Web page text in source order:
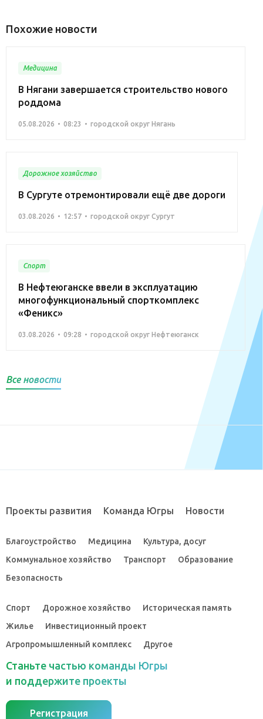
Похожие новости
Медицина
В Нягани завершается строительство нового
роддома
05.08.2026 08:23 городской округ Нягань
Дорожное хозяйство
В Сургуте отремонтировали ещё две дороги
03.08.2026 12:57 городской округ Сургут
Спорт
В Нефтеюганске ввели в эксплуатацию
многофункциональный спорткомплекс
«Феникс»
03.08.2026 09:28 городской округ Нефтеюганск
Все новости
Проекты развития Команда Югры Новости
Благоустройство Медицина
Культура, досуг
Коммунальное хозяйство
Транспорт
Образование
Безопасность
Спорт Дорожное хозяйство
Историческая память
Жилье
Инвестиционный проект
Агропромышленный комплекс
Другое
Станьте частью команды Югры
и поддержите проекты
Регистрация